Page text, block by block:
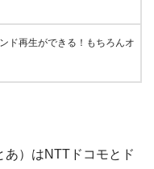
ド再生ができる！もちろんオ
）はNTTドコモとド